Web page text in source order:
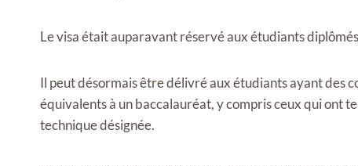
Le visa était auparavant réservé aux étudiants
Il peut désormais être délivré aux étudiants ayant des
équivalents à un baccalauréat, y compris ceux qui ont
technique désignée.